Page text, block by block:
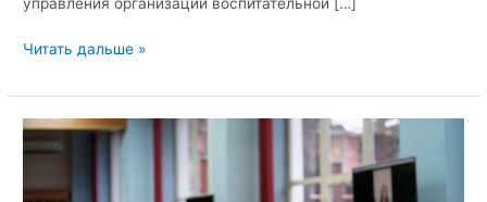
Семинар-
посвященное
вопросам
профилактики
поведения
Читать дальше »